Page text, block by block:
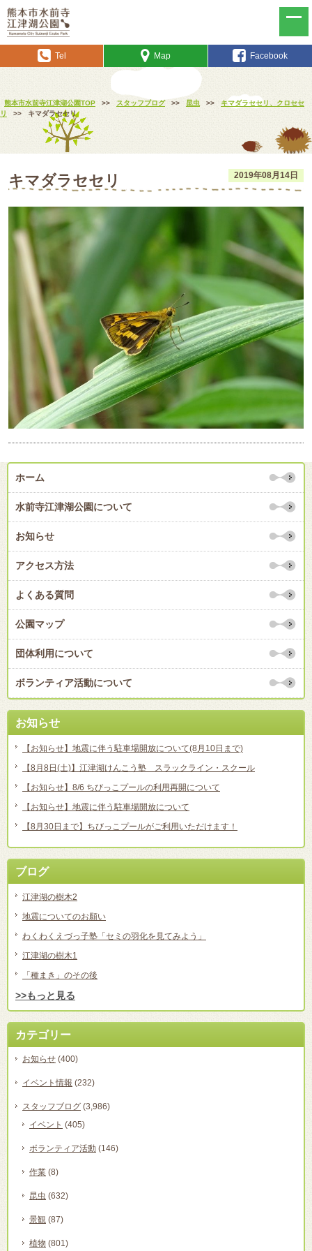
Tel Map Facebook
熊本市水前寺江津湖公園TOP >> スタッフブログ >> 昆虫 >>
キマダラセセリ、クロセセ
リ
>> キマダラセセリ
2019年08月14日
キマダラセセリ
ホーム
水前寺江津湖公園について
お知らせ
アクセス方法
よくある質問
公園マップ
団体利用について
ボランティア活動について
お知らせ
【お知らせ】地震に伴う駐車場開放について(8月10日まで)
【8月8日(土)】江津湖けんこう塾 スラックライン・スクール
【お知らせ】8/6 ちびっこプールの利用再開について
【お知らせ】地震に伴う駐車場開放について
【8月30日まで】ちびっこプールがご利用いただけます！
ブログ
江津湖の樹木2
地震についてのお願い
わくわくえづっ子塾「セミの羽化を見てみよう」
江津湖の樹木1
「種まき」のその後
>>もっと見る
カテゴリー
お知らせ (400)
イベント情報 (232)
スタッフブログ (3,986)
イベント (405)
ボランティア活動 (146)
作業 (8)
昆虫 (632)
景観 (87)
植物 (801)